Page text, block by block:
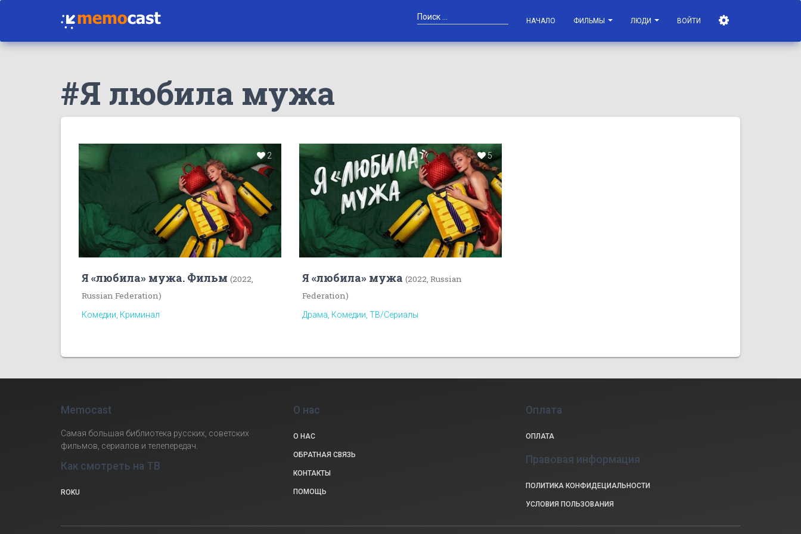
НАЧАЛО ФИЛЬМЫ ЛЮДИ ВОЙТИ
#Я любила мужа
2
Я «любила» мужа. Фильм (2022,
Russian Federation)
Комедии, Криминал
5
Я «любила» мужа (2022, Russian
Federation)
Драма, Комедии, ТВ/Сериалы
Memocast
Самая большая библиотека русских, советских
фильмов, сериалов и телепередач.
Как смотреть на ТВ
ROKU
О нас
О НАС
ОБРАТНАЯ СВЯЗЬ
КОНТАКТЫ
ПОМОЩЬ
Оплата
ОПЛАТА
Правовая информация
ПОЛИТИКА КОНФИДЕЦИАЛЬНОСТИ
УСЛОВИЯ ПОЛЬЗОВАНИЯ